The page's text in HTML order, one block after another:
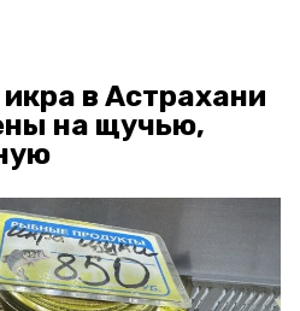
в Астрахани
на щучью,